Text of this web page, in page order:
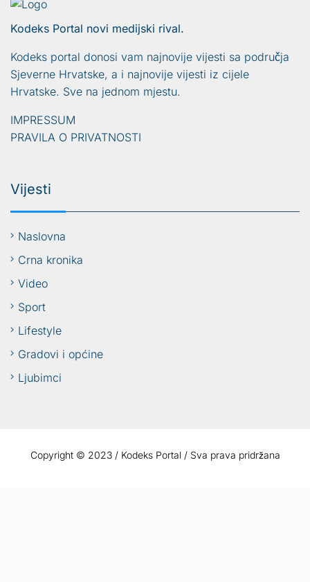
Kodeks Portal novi medijski rival.
Kodeks portal donosi vam najnovije vijesti sa područja
Sjeverne Hrvatske, a i najnovije vijesti iz cijele
Hrvatske. Sve na jednom mjestu.
IMPRESSUM
PRAVILA O PRIVATNOSTI
Vijesti
Naslovna
Crna kronika
Video
Sport
Lifestyle
Gradovi i općine
Ljubimci
Copyright © 2023 / Kodeks Portal / Sva prava pridržana